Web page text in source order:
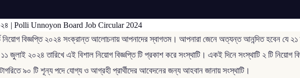
নিয়োগ বিজ্ঞপ্তি ২০২৪ সংক্রান্ত আলোচনায় আপনাদের স্বাগতম। আপনারা জেনে অত্যন্ত আনন্দিত হবেন যে
জুলাই ২০২৪ তারিখে এই বিশাল নিয়োগ বিজ্ঞপ্তি টি প্রকাশ করে সংস্থাটি। একই দিনে সংস্থাটি ২ টি নিয়োগ
৯০ টি শূন্য পদে যোগ্য ও আগ্রহী প্রার্থীদের আবেদনের জন্য আহবান জানায় সংস্থাটি।